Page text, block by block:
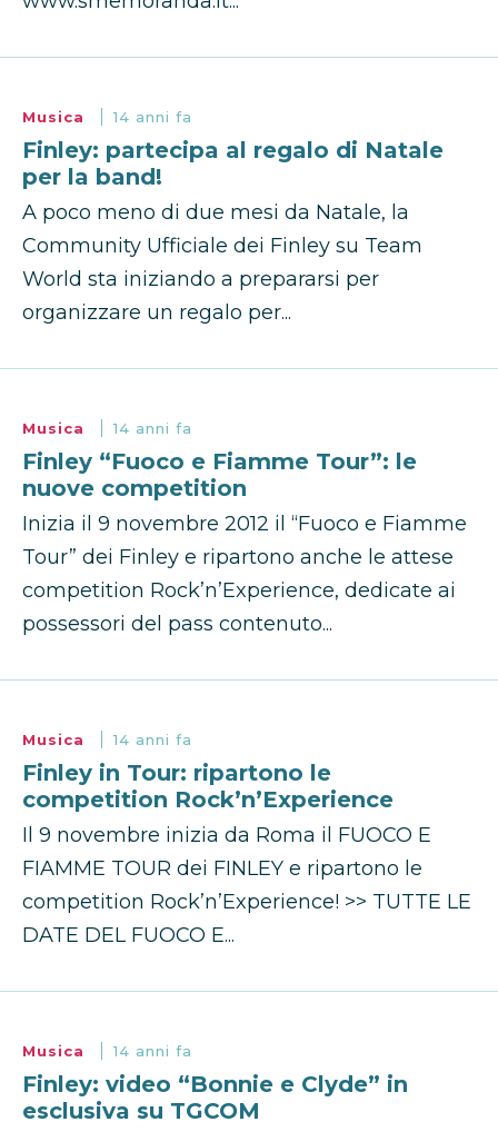
Musica 14 anni fa
Finley: partecipa al regalo di Natale
per la band!
A poco meno di due mesi da Natale, la
Community Ufficiale dei Finley su Team
World sta iniziando a prepararsi per
organizzare un regalo per...
Musica 14 anni fa
Finley “Fuoco e Fiamme Tour”: le
nuove competition
Inizia il 9 novembre 2012 il “Fuoco e Fiamme
Tour” dei Finley e ripartono anche le attese
competition Rock’n’Experience, dedicate ai
possessori del pass contenuto...
Musica 14 anni fa
Finley in Tour: ripartono le
competition Rock’n’Experience
Il 9 novembre inizia da Roma il FUOCO E
FIAMME TOUR dei FINLEY e ripartono le
competition Rock’n’Experience! >> TUTTE LE
DATE DEL FUOCO E...
Musica 14 anni fa
Finley: video “Bonnie e Clyde” in
esclusiva su TGCOM